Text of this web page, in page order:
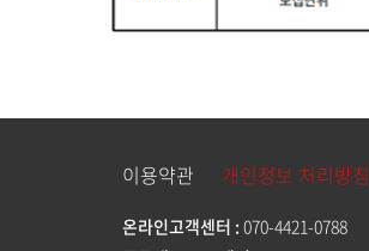
이용약관 개인정보 처리방침
온라인고객센터 070-4421-0788